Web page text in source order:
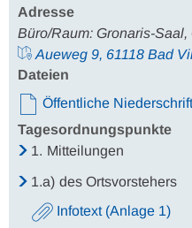
Adresse
Büro/Raum: Gronaris-
Aueweg 9, 61118 Bad
Dateien
Öffentliche
Tagesordnungspunkte
1. Mitteilungen
1.a) des Ortsvorstehers
Infotext (Anlage 1)